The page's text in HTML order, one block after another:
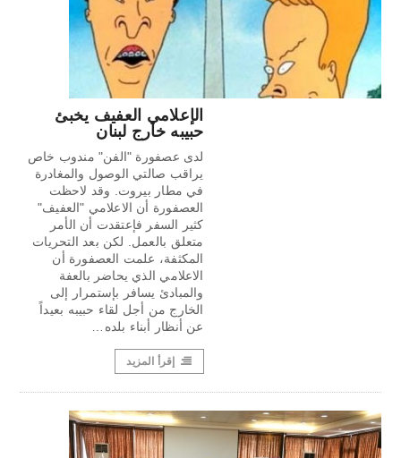
الإعلامي العفيف يخبئ
حبيبه خارج لبنان
لدى عصفورة "الفن" مندوب خاص
يراقب صالتي الوصول والمغادرة
في مطار بيروت. وقد لاحظت
العصفورة أن الاعلامي "العفيف"
كثير السفر فإعتقدت أن الأمر
متعلق بالعمل. لكن بعد التحريات
المكثفة، علمت العصفورة أن
الاعلامي الذي يحاضر بالعفة
والمبادئ يسافر بإستمرار إلى
الخارج من أجل لقاء حبيبه بعيداً
عن أنظار أبناء بلده…
إقرأ المزيد